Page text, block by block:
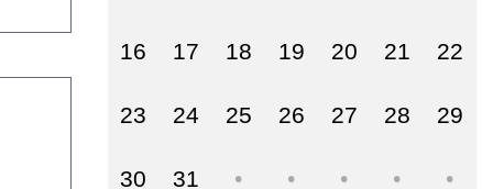
16 17 18 19 20 21 22
23 24 25 26 27 28 29
30 31